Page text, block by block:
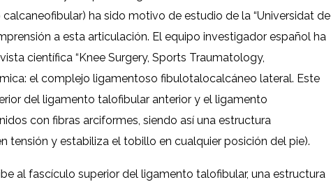
ha sido motivo de estudio de la “Universidat de
a esta articulación. El equipo investigador español ha
científica “Knee Surgery, Sports Traumatology,
el complejo ligamentoso fibulotalocalcáneo lateral. Este
del ligamento talofibular anterior y el ligamento
con fibras arciformes, siendo así una estructura
tensión y estabiliza el tobillo en cualquier posición del pie).
al fascículo superior del ligamento talofibular, una estructura